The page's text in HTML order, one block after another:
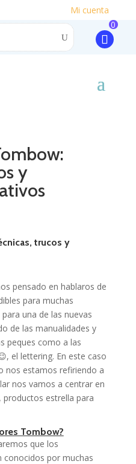
Mi cuenta
0
y
trucos y
pensado en hablaros de
para muchas
una de las nuevas
de las manualidades y
peques como a las
el lettering. En este caso
nos estamos refiriendo a
nos vamos a centrar en
productos estrella para
Tombow?
que los
por muchas